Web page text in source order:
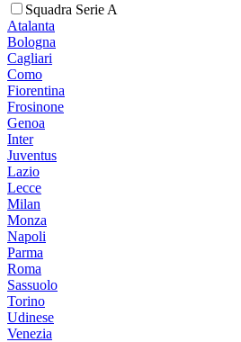
Squadra Serie A
Atalanta
Bologna
Cagliari
Como
Fiorentina
Frosinone
Genoa
Inter
Juventus
Lazio
Lecce
Milan
Monza
Napoli
Parma
Roma
Sassuolo
Torino
Udinese
Venezia